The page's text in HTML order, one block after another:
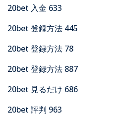
20bet 入金 633
20bet 登録方法 445
20bet 登録方法 78
20bet 登録方法 887
20bet 見るだけ 686
20bet 評判 963